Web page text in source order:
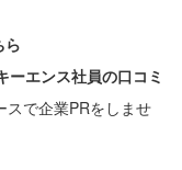
時間程。口コミ
ブルがない限り、
、分単位で残業代
していることが伺
目で高得点を獲得
ら
ーエンス社員の口コミ
スで企業PRをしませ